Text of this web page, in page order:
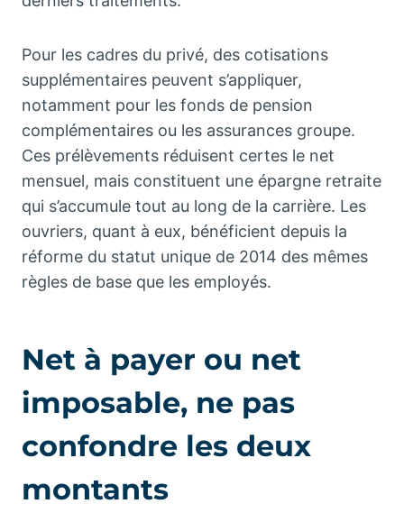
Pour les cadres du privé, des cotisations
supplémentaires peuvent s’appliquer,
notamment pour les fonds de pension
complémentaires ou les assurances groupe.
Ces prélèvements réduisent certes le net
mensuel, mais constituent une épargne retraite
qui s’accumule tout au long de la carrière. Les
ouvriers, quant à eux, bénéficient depuis la
réforme du statut unique de 2014 des mêmes
règles de base que les employés.
Net à payer ou net
imposable, ne pas
confondre les deux
montants